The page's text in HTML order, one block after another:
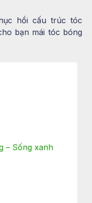
hồi cấu trúc tóc
bạn mái tóc bóng
– Sống xanh